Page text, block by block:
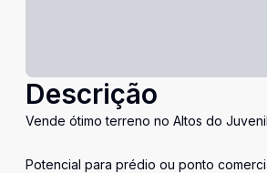
Descrição
Vende ótimo terreno no Altos do
Potencial para prédio ou ponto